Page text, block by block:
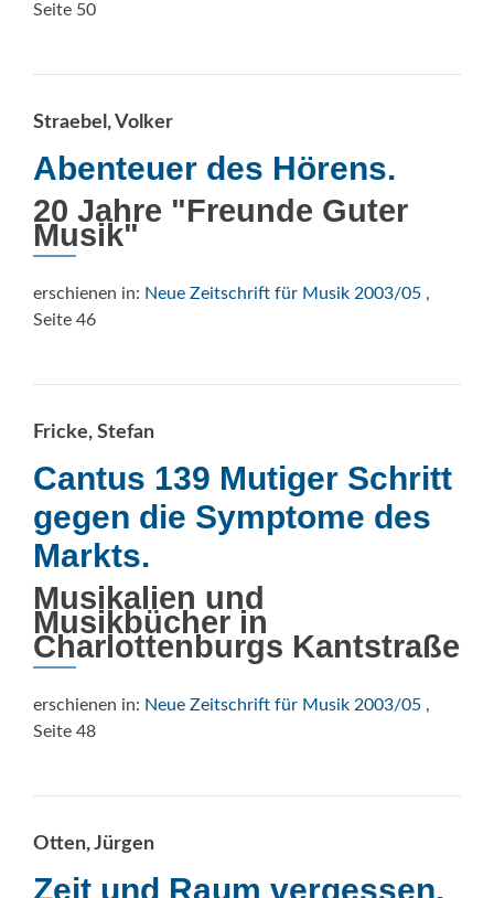
Seite 50
Straebel, Volker
Abenteuer des Hörens.
20 Jahre "Freunde Guter
Musik"
erschienen in: Neue Zeitschrift für Musik 2003/05 ,
Seite 46
Fricke, Stefan
Cantus 139 Mutiger Schritt
gegen die Symptome des
Markts.
Musikalien und
Musikbücher in
Charlottenburgs Kantstraße
erschienen in: Neue Zeitschrift für Musik 2003/05 ,
Seite 48
Otten, Jürgen
Zeit und Raum vergessen.